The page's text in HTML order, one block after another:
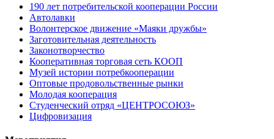
190 лет потребительской кооперации России
Автолавки
Волонтерское движение «Маяки дружбы»
Заготовительная деятельность
Законотворчество
Кооперативная торговая сеть КООП
Музей истории потребкооперации
Оптовые продовольственные рынки
Молодая кооперация
Студенческий отряд «ЦЕНТРОСОЮЗ»
Цифровизация